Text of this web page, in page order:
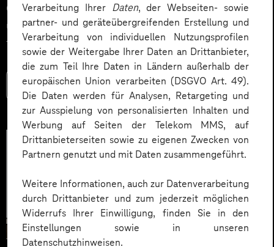
Verarbeitung Ihrer Daten, der Webseiten- sowie
partner- und geräteübergreifenden Erstellung und
Verarbeitung von individuellen Nutzungsprofilen
sowie der Weitergabe Ihrer Daten an Drittanbieter,
die zum Teil Ihre Daten in Ländern außerhalb der
europäischen Union verarbeiten (DSGVO Art. 49).
Die Daten werden für Analysen, Retargeting und
zur Ausspielung von personalisierten Inhalten und
Werbung auf Seiten der Telekom MMS, auf
Drittanbieterseiten sowie zu eigenen Zwecken von
Partnern genutzt und mit Daten zusammengeführt.
Weitere Informationen, auch zur Datenverarbeitung
durch Drittanbieter und zum jederzeit möglichen
Widerrufs Ihrer Einwilligung, finden Sie in den
Einstellungen sowie in unseren
Datenschutzhinweisen.
Governance‑Leitplanken zu EU AI Act und DSGVO –
und liefert ein praxisnahes Priorisierungsframework
für HR‑Entscheider*innen.
Mehr lesen